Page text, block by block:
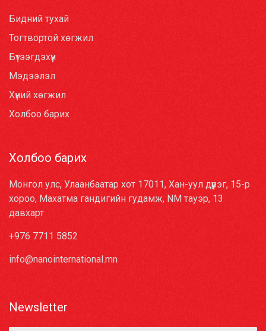
Бидний тухай
Тогтвортой хөгжил
Бүтээгдэхүүн
Мэдээлэл
Хүний хөгжил
Холбоо барих
Холбоо барих
Монгол улс, Улаанбаатар хот 17011, Хан-уул дүүрэг, 15-р
хороо, Махатма гандигийн гудамж, NM тауэр, 13
давхарт
+976 7711 5852
info@nanointernational.mn
Newsletter